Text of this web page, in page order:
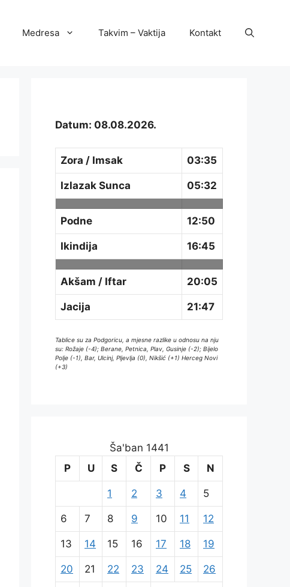
Medresa Takvim – Vaktija Kontakt
Datum: 08.08.2026.
Zora / Imsak 03:35
Izlazak Sunca 05:32
Podne 12:50
Ikindija 16:45
Akšam / Iftar 20:05
Jacija 21:47
Tablice su za Podgoricu, a mjesne razlike u odnosu na nju
su: Rožaje (-4); Berane, Petnica, Plav, Gusinje (-2); Bijelo
Polje (-1), Bar, Ulcinj, Pljevlja (0), Nikšić (+1) Herceg Novi
(+3)
Ša'ban 1441
P
U S Č P S N
1 2 3 4 5
6 7 8 9 10 11 12
13 14 15 16 17 18 19
20 21 22 23 24 25 26